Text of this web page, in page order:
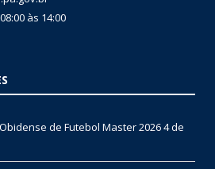
às 14:00
de Futebol Master 20264 de